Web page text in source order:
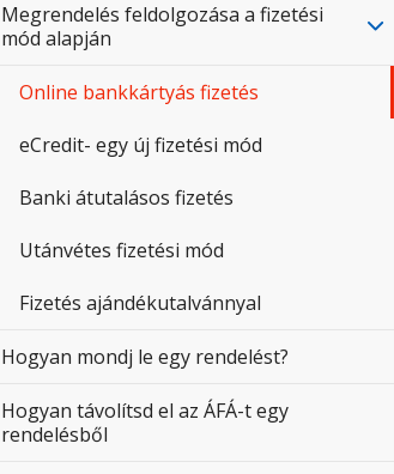
Megrendelés feldolgozása a fizetési
mód alapján
Online bankkártyás fizetés
eCredit- egy új fizetési mód
Banki átutalásos fizetés
Utánvétes fizetési mód
Fizetés ajándékutalvánnyal
Hogyan mondj le egy rendelést?
Hogyan távolítsd el az ÁFÁ-t egy
rendelésből